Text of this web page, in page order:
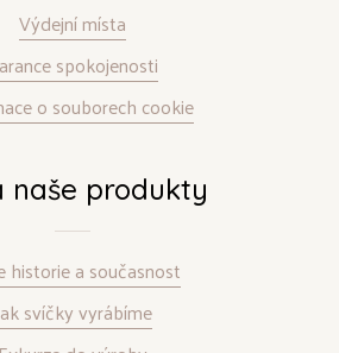
Výdejní místa
spokojenosti
o souborech cookie
naše produkty
historie a současnost
svíčky vyrábíme